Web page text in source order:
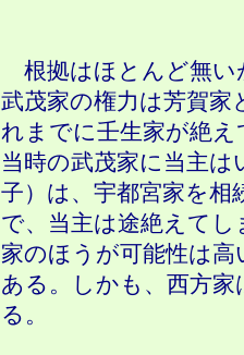
根拠はほとんど無い
武茂家の権力は芳賀
れまでに壬生家が絶
当時の武茂家に当主
子）は、宇都宮家を
で、当主は途絶えて
家のほうが可能性は
ある。しかも、西方
る。